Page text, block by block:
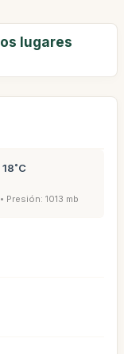
lugares
Presión: 1013 mb